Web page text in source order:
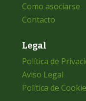
Como asociarse
Contacto
Legal
Política de
Aviso Legal
Política de